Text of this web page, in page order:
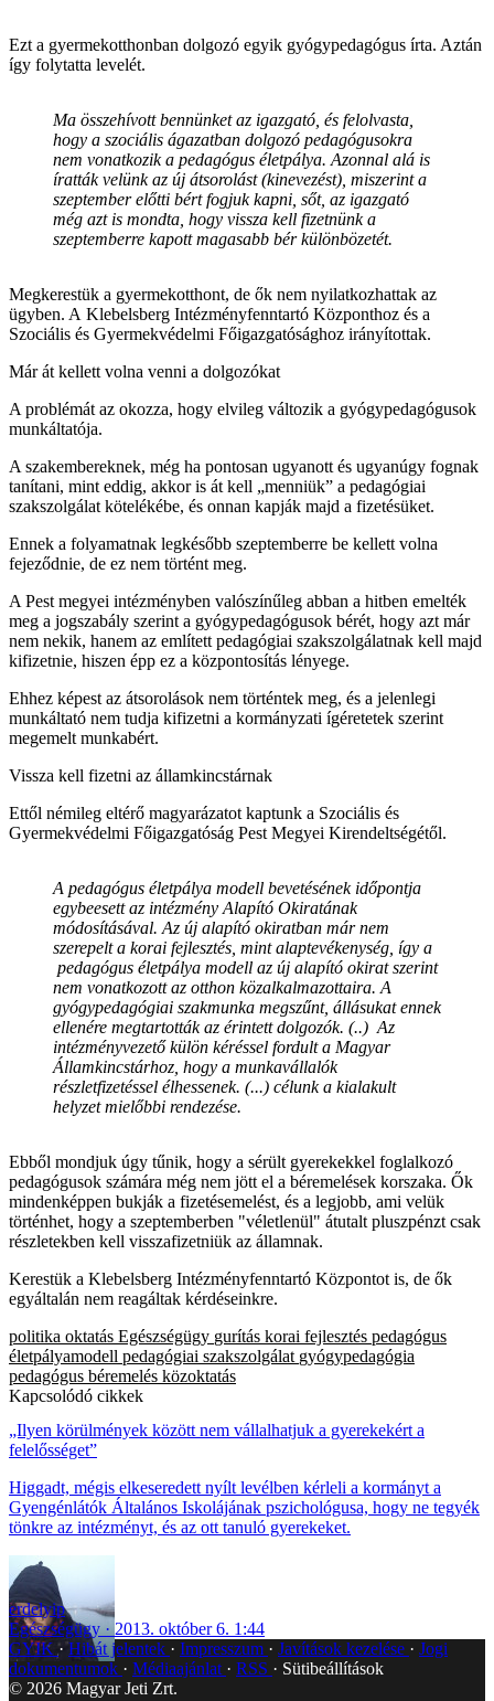
Ezt a gyermekotthonban dolgozó egyik gyógypedagógus írta. Aztán
így folytatta levelét.
Ma összehívott bennünket az igazgató, és felolvasta,
hogy a szociális ágazatban dolgozó pedagógusokra
nem vonatkozik a pedagógus életpálya. Azonnal alá is
íratták velünk az új átsorolást (kinevezést), miszerint a
szeptember előtti bért fogjuk kapni, sőt, az igazgató
még azt is mondta, hogy vissza kell fizetnünk a
szeptemberre kapott magasabb bér különbözetét.
Megkerestük a gyermekotthont, de ők nem nyilatkozhattak az
ügyben. A Klebelsberg Intézményfenntartó Központhoz és a
Szociális és Gyermekvédelmi Főigazgatósághoz irányítottak.
Már át kellett volna venni a dolgozókat
A problémát az okozza, hogy elvileg változik a gyógypedagógusok
munkáltatója.
A szakembereknek, még ha pontosan ugyanott és ugyanúgy fognak
tanítani, mint eddig, akkor is át kell „menniük” a pedagógiai
szakszolgálat kötelékébe, és onnan kapják majd a fizetésüket.
Ennek a folyamatnak legkésőbb szeptemberre be kellett volna
fejeződnie, de ez nem történt meg.
A Pest megyei intézményben valószínűleg abban a hitben emelték
meg a jogszabály szerint a gyógypedagógusok bérét, hogy azt már
nem nekik, hanem az említett pedagógiai szakszolgálatnak kell majd
kifizetnie, hiszen épp ez a központosítás lényege.
Ehhez képest az átsorolások nem történtek meg, és a jelenlegi
munkáltató nem tudja kifizetni a kormányzati ígéretetek szerint
megemelt munkabért.
Vissza kell fizetni az államkincstárnak
Ettől némileg eltérő magyarázatot kaptunk a Szociális és
Gyermekvédelmi Főigazgatóság Pest Megyei Kirendeltségétől.
A pedagógus életpálya modell bevetésének időpontja
egybeesett az intézmény Alapító Okiratának
módosításával. Az új alapító okiratban már nem
szerepelt a korai fejlesztés, mint alaptevékenység, így a
pedagógus életpálya modell az új alapító okirat szerint
nem vonatkozott az otthon közalkalmazottaira. A
gyógypedagógiai szakmunka megszűnt, állásukat ennek
ellenére megtartották az érintett dolgozók. (..) Az
intézményvezető külön kéréssel fordult a Magyar
Államkincstárhoz, hogy a munkavállalók
részletfizetéssel élhessenek. (...) célunk a kialakult
helyzet mielőbbi rendezése.
Ebből mondjuk úgy tűnik, hogy a sérült gyerekekkel foglalkozó
pedagógusok számára még nem jött el a béremelések korszaka. Ők
mindenképpen bukják a fizetésemelést, és a legjobb, ami velük
történhet, hogy a szeptemberben "véletlenül" átutalt pluszpénzt csak
részletekben kell visszafizetniük az államnak.
Kerestük a Klebelsberg Intézményfenntartó Központot is, de ők
egyáltalán nem reagáltak kérdéseinkre.
politika oktatás Egészségügy gurítás korai fejlesztés pedagógus
életpályamodell pedagógiai szakszolgálat gyógypedagógia
pedagógus béremelés közoktatás
Kapcsolódó cikkek
„Ilyen körülmények között nem vállalhatjuk a gyerekekért a
felelősséget”
Higgadt, mégis elkeseredett nyílt levélben kérleli a kormányt a
Gyengénlátók Általános Iskolájának pszichológusa, hogy ne tegyék
tönkre az intézményt, és az ott tanuló gyerekeket.
erdelyip
Egészségügy
2013. október 6. 1:44
GYIK
Hibát jelentek Impresszum Javítások kezelése
Jogi
dokumentumok
Médiaajánlat RSS
Sütibeállítások
© 2026 Magyar Jeti Zrt.